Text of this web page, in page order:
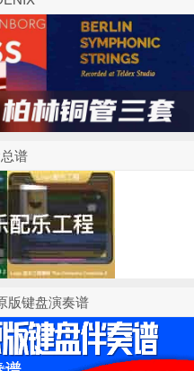
谱
版键盘演奏谱